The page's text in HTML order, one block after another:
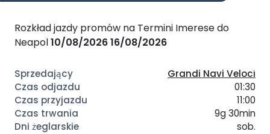
Rozkład jazdy promów na Termini Imerese do
Neapol10/08/202616/08/2026
Grandi Navi Veloci
01:30
11:00
9g 30min
sob.